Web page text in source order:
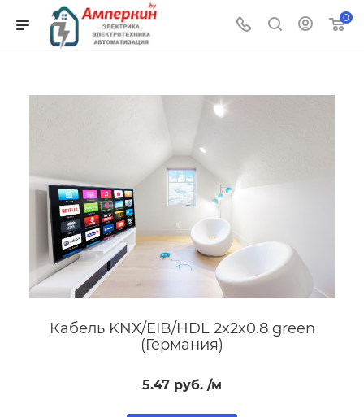
0
Кабель KNX/EIB/HDL 2x2x0.8 green
(Германия)
5.47 руб. /м